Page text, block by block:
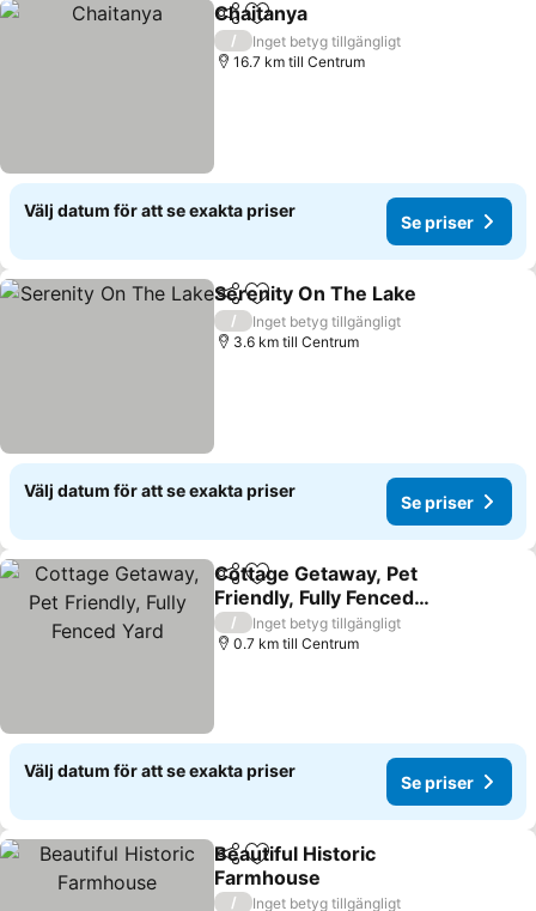
Dela Lägg till i Mina Favoriter
Chaitanya
/
Inget betyg tillgängligt
16.7 km till Centrum
Välj datum för att se exakta priser
Se priser
Dela Lägg till i Mina Favoriter
Serenity On The Lake
/
Inget betyg tillgängligt
3.6 km till Centrum
Välj datum för att se exakta priser
Se priser
Dela Lägg till i Mina Favoriter
Cottage Getaway, Pet
Friendly, Fully Fenced
Yard
/
Inget betyg tillgängligt
0.7 km till Centrum
Välj datum för att se exakta priser
Se priser
Dela Lägg till i Mina Favoriter
Beautiful Historic
Farmhouse
/ Inget betyg tillgängligt